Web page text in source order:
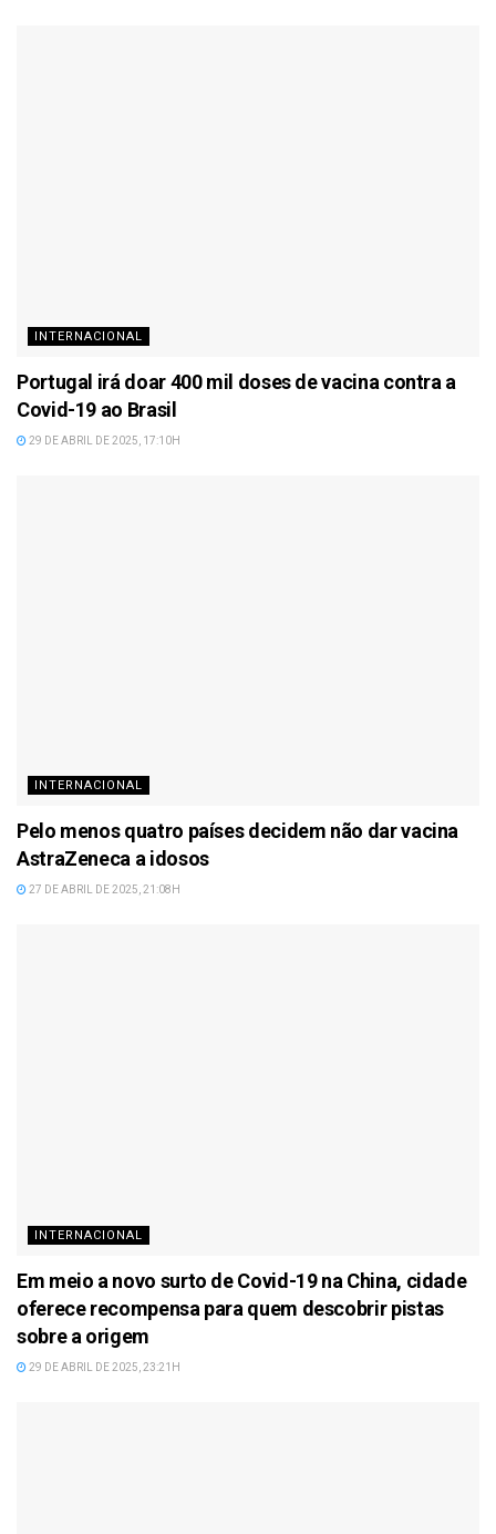
INTERNACIONAL
Portugal irá doar 400 mil doses de vacina contra a
Covid-19 ao Brasil
29 DE ABRIL DE 2025, 17:10H
INTERNACIONAL
Pelo menos quatro países decidem não dar vacina
AstraZeneca a idosos
27 DE ABRIL DE 2025, 21:08H
INTERNACIONAL
Em meio a novo surto de Covid-19 na China, cidade
oferece recompensa para quem descobrir pistas
sobre a origem
29 DE ABRIL DE 2025, 23:21H